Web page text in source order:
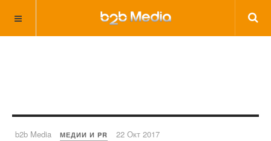
b2b Media МЕДИИ И PR 22 Окт 2017